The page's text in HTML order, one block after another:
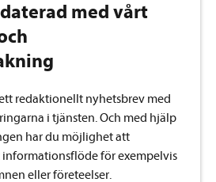
med vårt
redaktionellt nyhetsbrev med
i tjänsten. Och med hjälp
har du möjlighet att
för exempelvis
eller företeelser.